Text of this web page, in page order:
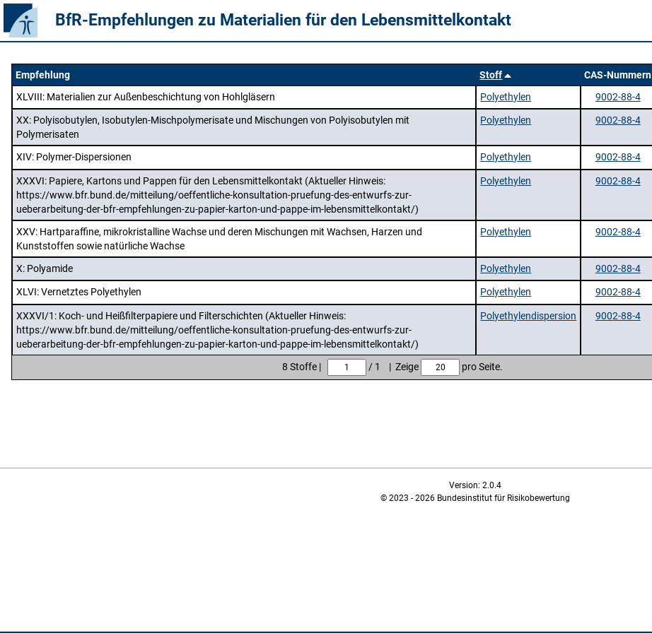
BfR-Empfehlungen zu Materialien für den Lebensmittelkontakt
Empfehlung Stoff CAS-Nummern
XLVIII: Materialien zur Außenbeschichtung von Hohlgläsern Polyethylen 9002-88-4
XX: Polyisobutylen, Isobutylen-Mischpolymerisate und Mischungen von Polyisobutylen mit
Polymerisaten
Polyethylen 9002-88-4
XIV: Polymer-Dispersionen Polyethylen 9002-88-4
XXXVI: Papiere, Kartons und Pappen für den Lebensmittelkontakt (Aktueller Hinweis:
https://www.bfr.bund.de/mitteilung/oeffentliche-konsultation-pruefung-des-entwurfs-zur-
ueberarbeitung-der-bfr-empfehlungen-zu-papier-karton-und-pappe-im-lebensmittelkontakt/)
Polyethylen 9002-88-4
XXV: Hartparaffine, mikrokristalline Wachse und deren Mischungen mit Wachsen, Harzen und
Kunststoffen sowie natürliche Wachse
Polyethylen 9002-88-4
X: Polyamide Polyethylen 9002-88-4
XLVI: Vernetztes Polyethylen Polyethylen 9002-88-4
XXXVI/1 : Koch- und Heißfilterpapiere und Filterschichten (Aktueller Hinweis:
https://www.bfr.bund.de/mitteilung/oeffentliche-konsultation-pruefung-des-entwurfs-zur-
ueberarbeitung-der-bfr-empfehlungen-zu-papier-karton-und-pappe-im-lebensmittelkontakt/)
Polyethylendispersion 9002-88-4
8 Stoffe | / 1 | Zeige pro Seite.
Version: 2.0.4
© 2023 - 2026 Bundesinstitut für Risikobewertung